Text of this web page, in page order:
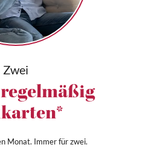
Zwei
Monat. Immer für zwei.